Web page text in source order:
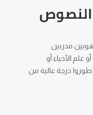
مدربين
الأحياء أو
درجة عالية من